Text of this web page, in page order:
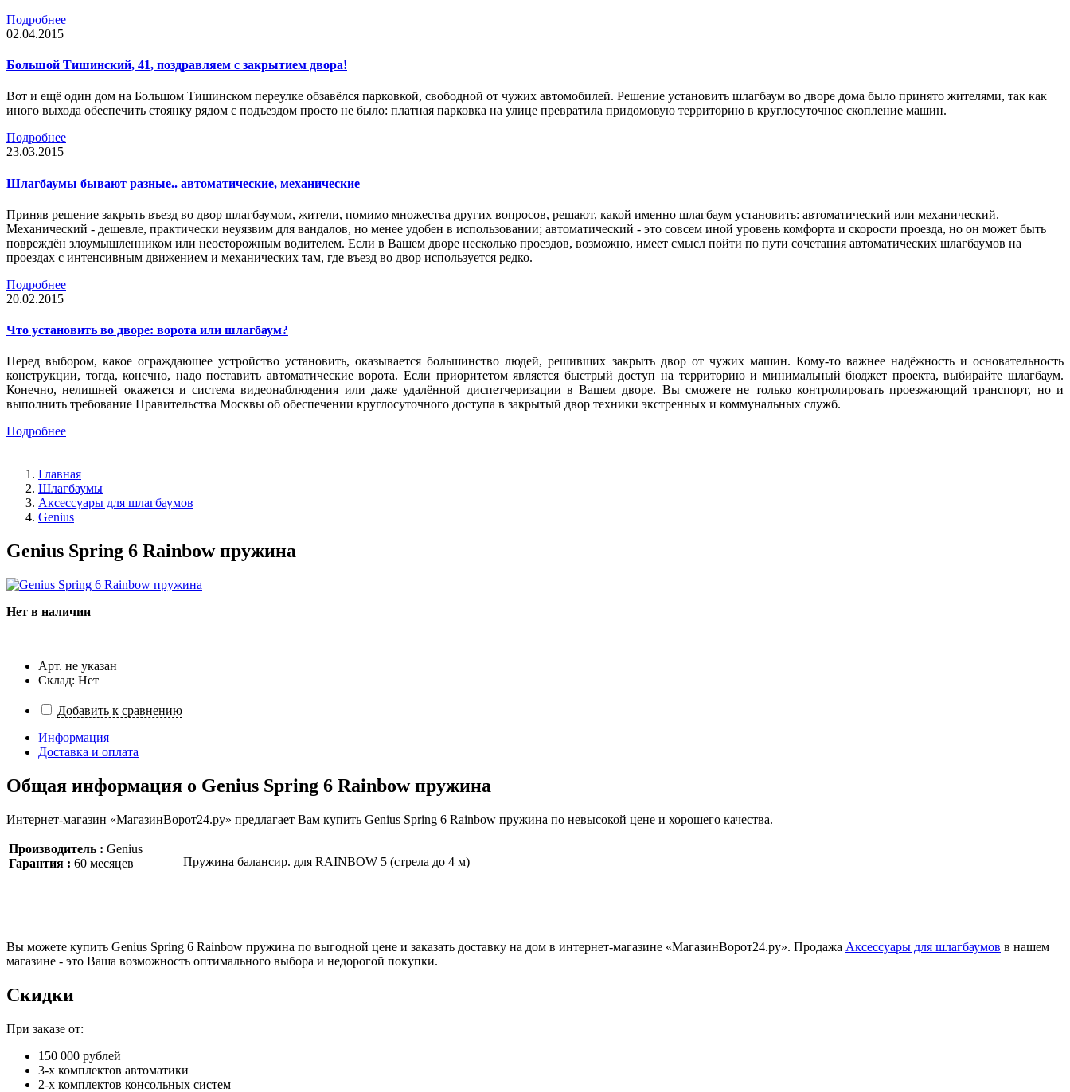
Подробнее
02.04.2015
Большой Тишинский, 41, поздравляем с закрытием двора!
Вот и ещё один дом на Большом Тишинском переулке обзавёлся парковкой, свободной от чужих автомобилей. Решение установить шлагбаум во дворе дома было принято жителями, так как
иного выхода обеспечить стоянку рядом с подъездом просто не было: платная парковка на улице превратила придомовую территорию в круглосуточное скопление машин.
Подробнее
23.03.2015
Шлагбаумы бывают разные.. автоматические, механические
Приняв решение закрыть въезд во двор шлагбаумом, жители, помимо множества других вопросов, решают, какой именно шлагбаум установить: автоматический или механический.
Механический - дешевле, практически неуязвим для вандалов, но менее удобен в использовании; автоматический - это совсем иной уровень комфорта и скорости проезда, но он может быть
повреждён злоумышленником или неосторожным водителем. Если в Вашем дворе несколько проездов, возможно, имеет смысл пойти по пути сочетания автоматических шлагбаумов на
проездах с интенсивным движением и механических там, где въезд во двор используется редко.
Подробнее
20.02.2015
Что установить во дворе: ворота или шлагбаум?
Перед выбором, какое ограждающее устройство установить, оказывается большинство людей, решивших закрыть двор от чужих машин. Кому-то важнее надёжность и основательность
конструкции, тогда, конечно, надо поставить автоматические ворота. Если приоритетом является быстрый доступ на территорию и минимальный бюджет проекта, выбирайте шлагбаум.
Конечно, нелишней окажется и система видеонаблюдения или даже удалённой диспетчеризации в Вашем дворе. Вы сможете не только контролировать проезжающий транспорт, но и
выполнить требование Правительства Москвы об обеспечении круглосуточного доступа в закрытый двор техники экстренных и коммунальных служб.
Подробнее
Главная
Шлагбаумы
Аксессуары для шлагбаумов
Genius
Genius Spring 6 Rainbow пружина
Нет в наличии
Арт. не указан
Склад: Нет
Добавить к сравнению
Информация
Доставка и оплата
Общая информация о Genius Spring 6 Rainbow пружина
Интернет-магазин «МагазинВорот24.ру» предлагает Вам купить Genius Spring 6 Rainbow пружина по невысокой цене и хорошего качества.
Производитель : Genius
Гарантия : 60 месяцев Пружина балансир. для RAINBOW 5 (стрела до 4 м)
Вы можете купить Genius Spring 6 Rainbow пружина по выгодной цене и заказать доставку на дом в интернет-магазине «МагазинВорот24.ру». Продажа Аксессуары для шлагбаумов в нашем
магазине - это Ваша возможность оптимального выбора и недорогой покупки.
Скидки
При заказе от:
150 000 рублей
3-х комплектов автоматики
2-х комплектов консольных систем